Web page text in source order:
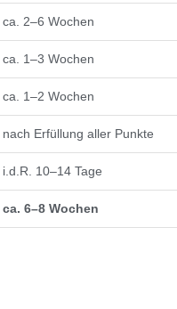
ca. 2–6 Wochen
ca. 1–3 Wochen
ca. 1–2 Wochen
nach Erfüllung aller Punkte
i.d.R. 10–14 Tage
ca. 6–8 Wochen